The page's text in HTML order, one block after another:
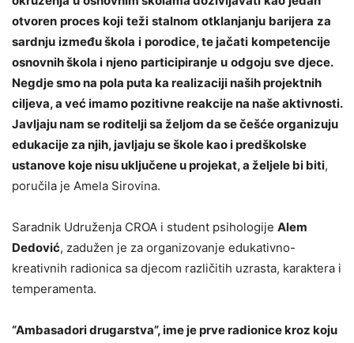
otvoren proces koji teži stalnom otklanjanju barijera za
sardnju izmeđuškola i porodice, tejačati kompetencije
osnovnih škola i njeno participiranje u odgoju sve djece.
Negdje smo na pola puta ka realizaciji naših projektnih
ciljeva, a već imamo pozitivne reakcije na naše aktivnosti.
Javljaju nam se roditelji sa željom da se češće organizuju
edukacije za njih, javljaju se škole kao i predškolske
ustanove koje nisu uključene u projekat, a željele bi biti,
poručila je Amela Sirovina.
Saradnik Udruženja CROA i student psihologije Alem
Dedović, zadužen je za organizovanje edukativno-
kreativnih radionica sa djecom različitih uzrasta, karaktera i
temperamenta.
“Ambasadori drugarstva”, ime je prve radionice kroz koju